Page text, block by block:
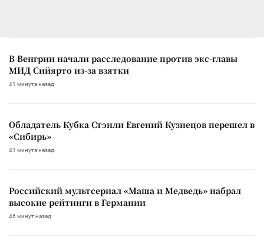
В Венгрии начали расследование против экс-главы
МИД Сийярто из-за взятки
41 минута назад
Обладатель Кубка Стэнли Евгений Кузнецов перешел в
«Сибирь»
41 минута назад
Российский мультсериал «Маша и Медведь» набрал
высокие рейтинги в Германии
46 минут назад